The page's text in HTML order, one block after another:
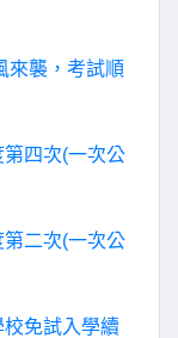
來襲，考試順
四次(一次公
二次(一次公
免試入學續